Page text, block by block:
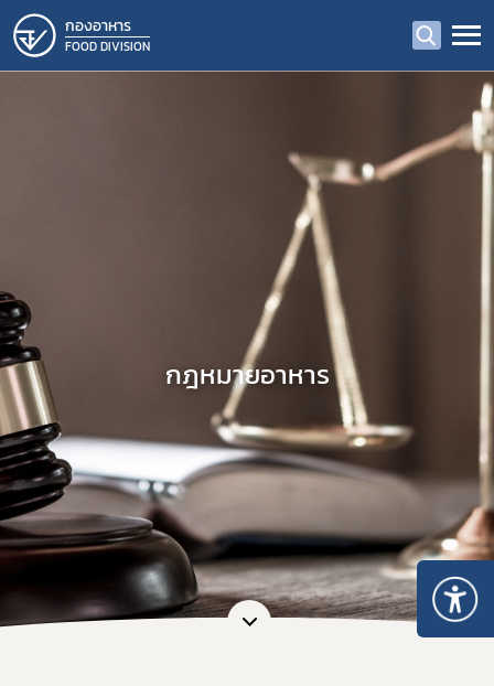
กองอาหาร
FOOD DIVISION
กฎหมายอาหาร